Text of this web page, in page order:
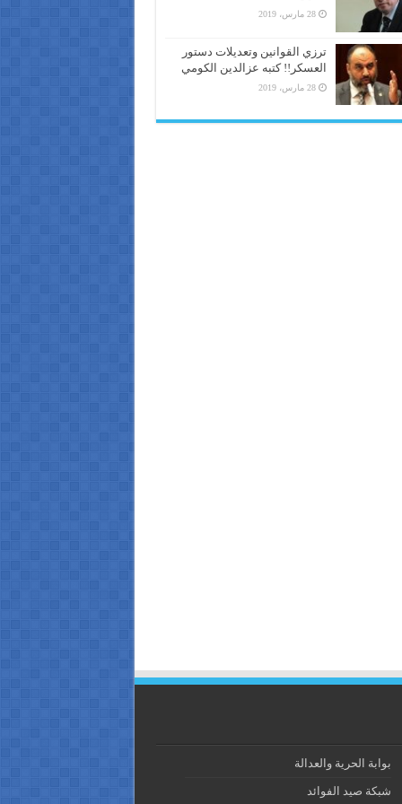
28 مارس، 2019
ترزي القوانين وتعديلات دستور
العسكر!! كتبه عزالدين الكومي
28 مارس، 2019
بوابة الحرية والعدالة
شبكة صيد الفوائد